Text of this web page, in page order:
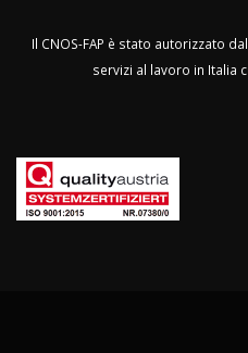
Il CNOS-FAP è stato autorizzato
servizi al lavoro in Italia